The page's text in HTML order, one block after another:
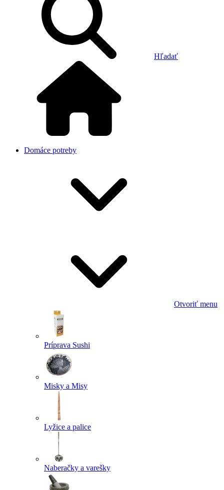
Hľadať
Domáce potreby
Otvoriť menu
Príprava Sushi
Misky a Misy
Lyžice a palice
Naberačky a varešky